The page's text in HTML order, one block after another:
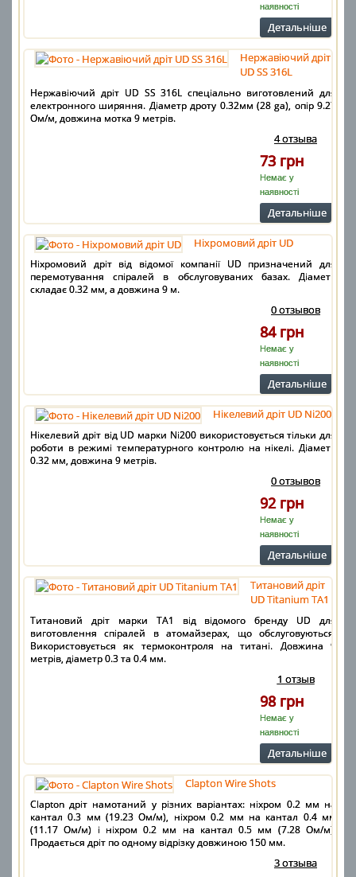
наявності
Детальнiше
Нержавіючий дріт
UD SS 316L
Нержавіючий дріт UD SS 316L спеціально виготовлений для
електронного ширяння. Діаметр дроту 0.32мм (28 ga), опір 9.27
Ом/м, довжина мотка 9 метрів.
4 отзыва
73 грн
Немає у
наявності
Детальнiше
Ніхромовий дріт UD
Ніхромовий дріт від відомої компанії UD призначений для
перемотування спіралей в обслуговуваних базах. Діаметр
складає 0.32 мм, а довжина 9 м.
0 отзывов
84 грн
Немає у
наявності
Детальнiше
Нікелевий дріт UD Ni200
Нікелевий дріт від UD марки Ni200 використовується тільки для
роботи в режимі температурного контролю на нікелі. Діаметр
0.32 мм, довжина 9 метрів.
0 отзывов
92 грн
Немає у
наявності
Детальнiше
Титановий дріт
UD Titanium TA1
Титановий дріт марки TA1 від відомого бренду UD для
виготовлення спіралей в атомайзерах, що обслуговуються.
Використовується як термоконтроля на титані. Довжина 9
метрів, діаметр 0.3 та 0.4 мм.
1 отзыв
98 грн
Немає у
наявності
Детальнiше
Clapton Wire Shots
Clapton дріт намотаний у різних варіантах: ніхром 0.2 мм на
кантал 0.3 мм (19.23 Ом/м), ніхром 0.2 мм на кантал 0.4 мм
(11.17 Ом/м) і ніхром 0.2 мм на кантал 0.5 мм (7.28 Ом/м).
Продається дріт по одному відрізку довжиною 150 мм.
3 отзыва